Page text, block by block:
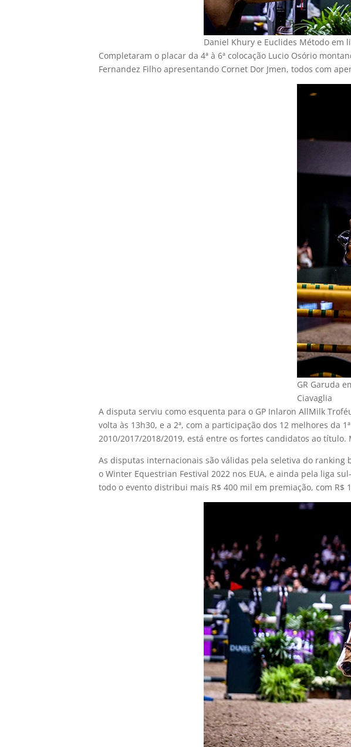
Daniel Khury e Euclides Método em
Completaram o placar da 4ª à 6ª colocação Lucio Osório
Fernandez Filho apresentando Cornet Dor Jmen, todos com
GR Garuda
Ciavaglia
A disputa serviu como esquenta para o GP Inlaron AllMilk
volta às 13h30, e a 2ª, com a participação dos 12 melhores da
2010/2017/2018/2019, está entre os fortes candidatos ao
As disputas internacionais são válidas pela seletiva do
o Winter Equestrian Festival 2022 nos EUA, e ainda pela liga
todo o evento distribui mais R$ 400 mil em premiação, com R$